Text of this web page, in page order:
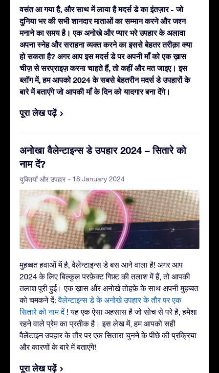
वसंत आ गया है, और साथ में लाया है मदर्स डे का इंतज़ार - जो
दुनिया भर की सभी शानदार माताओं का सम्मान करने और जश्न
मनाने का समय है। एक अनोखे और प्यार भरे उपहार के अलावा
अपना स्नेह और सराहना व्यक्त करने का इससे बेहतर तरीक़ा क्या
हो सकता है? अगर आप इस मदर्स डे पर अपनी माँ को एक ख़ास
चीज़ से सरप्राइज़ करना चाहते हैं, तो कहीं और मत जाइए। इस
ब्लॉग में, हम आपको 2024 के सबसे बेहतरीन मदर्स डे उपहारों के
बारे में बताएंगे जो आपकी माँ के दिन को यादगार बना देंगे।
पूरा लेख पढ़ें
अनोखा वैलेन्टाइन्स डे उपहार 2024 – सितारे को
नाम दें?
युक्तियाँ और उपहार - 18 January 2024
मुहब्बत हवाओं में है, वैलेन्टाइन्स डे बस आने वाला है! अगर आप
2024 के लिए बिल्कुल परफ़ेक्ट गिफ़्ट की तलाश में हैं, तो आपकी
तलाश पूरी हुई। एक ख़ास और अनोखे तोहफ़े के साथ अपनी मुहब्बत
को चमकने दें:वैलेन्टाइन्स डे के अनोखे उपहार के तौर पर एक
सितारे को नाम दें ! यह एक ऐसा अहसास है जो सोच से परे है, हमेशा
रहने वाले प्रेम का प्रतीक है। इस लेख में, हम आपको सही
वैलेंटाइन उपहार के तौर पर एक सितारा चुनने के पीछे की प्रक्रिया
और कारणों के बारे में बताएंगे!
पूरा लेख पढ़ें